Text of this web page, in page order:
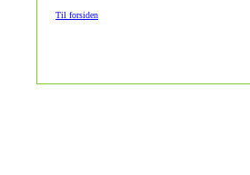
Til forsiden